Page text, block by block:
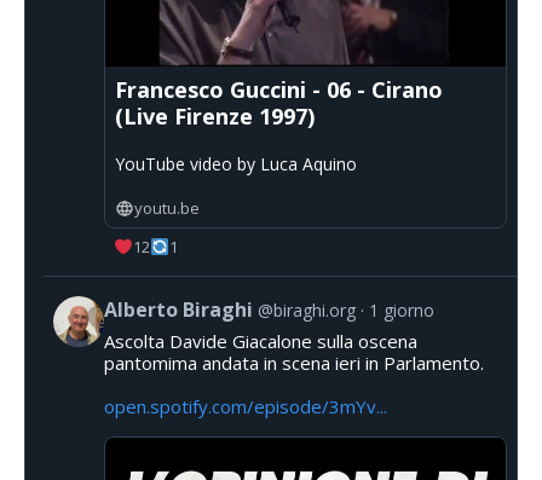
Francesco Guccini - 06 - Cirano
(Live Firenze 1997)
YouTube video by Luca Aquino
youtu.be
12
1
Alberto Biraghi @biraghi.org 1 giorno
Ascolta Davide Giacalone sulla oscena
pantomima andata in scena ieri in Parlamento.
open.spotify.com/episode/3mYv...